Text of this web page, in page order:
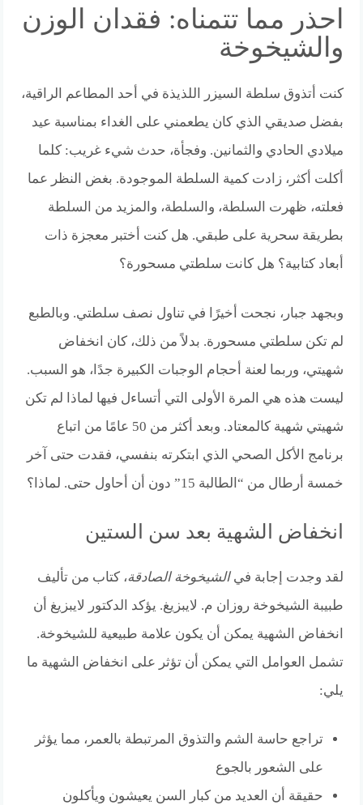
احذر مما تتمناه: فقدان الوزن
والشيخوخة
كنت أتذوق سلطة السيزر اللذيذة في أحد المطاعم الراقية،
بفضل صديقي الذي كان يطعمني على الغداء بمناسبة عيد
ميلادي الحادي والثمانين. وفجأة، حدث شيء غريب: كلما
أكلت أكثر، زادت كمية السلطة الموجودة. بغض النظر عما
فعلته، ظهرت السلطة، والسلطة، والمزيد من السلطة
بطريقة سحرية على طبقي. هل كنت أختبر معجزة ذات
أبعاد كتابية؟ هل كانت سلطتي مسحورة؟
وبجهد جبار، نجحت أخيرًا في تناول نصف سلطتي. وبالطبع
لم تكن سلطتي مسحورة. بدلاً من ذلك، كان انخفاض
شهيتي، وربما لعنة أحجام الوجبات الكبيرة جدًا، هو السبب.
ليست هذه هي المرة الأولى التي أتساءل فيها لماذا لم تكن
شهيتي شهية كالمعتاد. وبعد أكثر من 50 عامًا من اتباع
برنامج الأكل الصحي الذي ابتكرته بنفسي، فقدت حتى آخر
خمسة أرطال من “الطالبة 15” دون أن أحاول حتى. لماذا؟
انخفاض الشهية بعد سن الستين
لقد وجدت إجابة فيالشيخوخة الصادقة، كتاب من تأليف
طبيبة الشيخوخة روزان م. لايبزيغ. يؤكد الدكتور لايبزيغ أن
انخفاض الشهية يمكن أن يكون علامة طبيعية للشيخوخة.
تشمل العوامل التي يمكن أن تؤثر على انخفاض الشهية ما
يلي:
تراجع حاسة الشم والتذوق المرتبطة بالعمر، مما يؤثر
على الشعور بالجوع
حقيقة أن العديد من كبار السن يعيشون ويأكلون